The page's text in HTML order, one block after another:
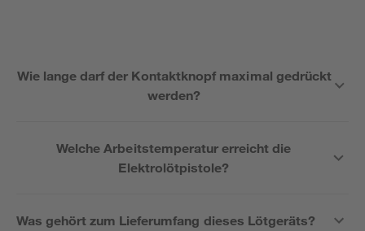
Wie lange darf der Kontaktknopf maximal gedrückt
werden?
Welche Arbeitstemperatur erreicht die
Elektrolötpistole?
Was gehört zum Lieferumfang dieses Lötgeräts?